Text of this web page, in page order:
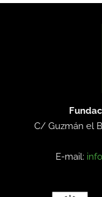
C/ Guzmán el
E-mail: